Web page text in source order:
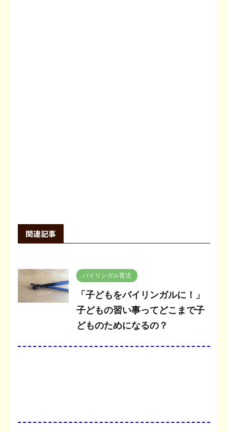
関連記事
バイリンガル育児
「子どもをバイリンガルに！」
子どもの習い事ってどこまで子
どものためになるの？